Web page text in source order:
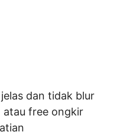
dan tidak blur
atau free ongkir